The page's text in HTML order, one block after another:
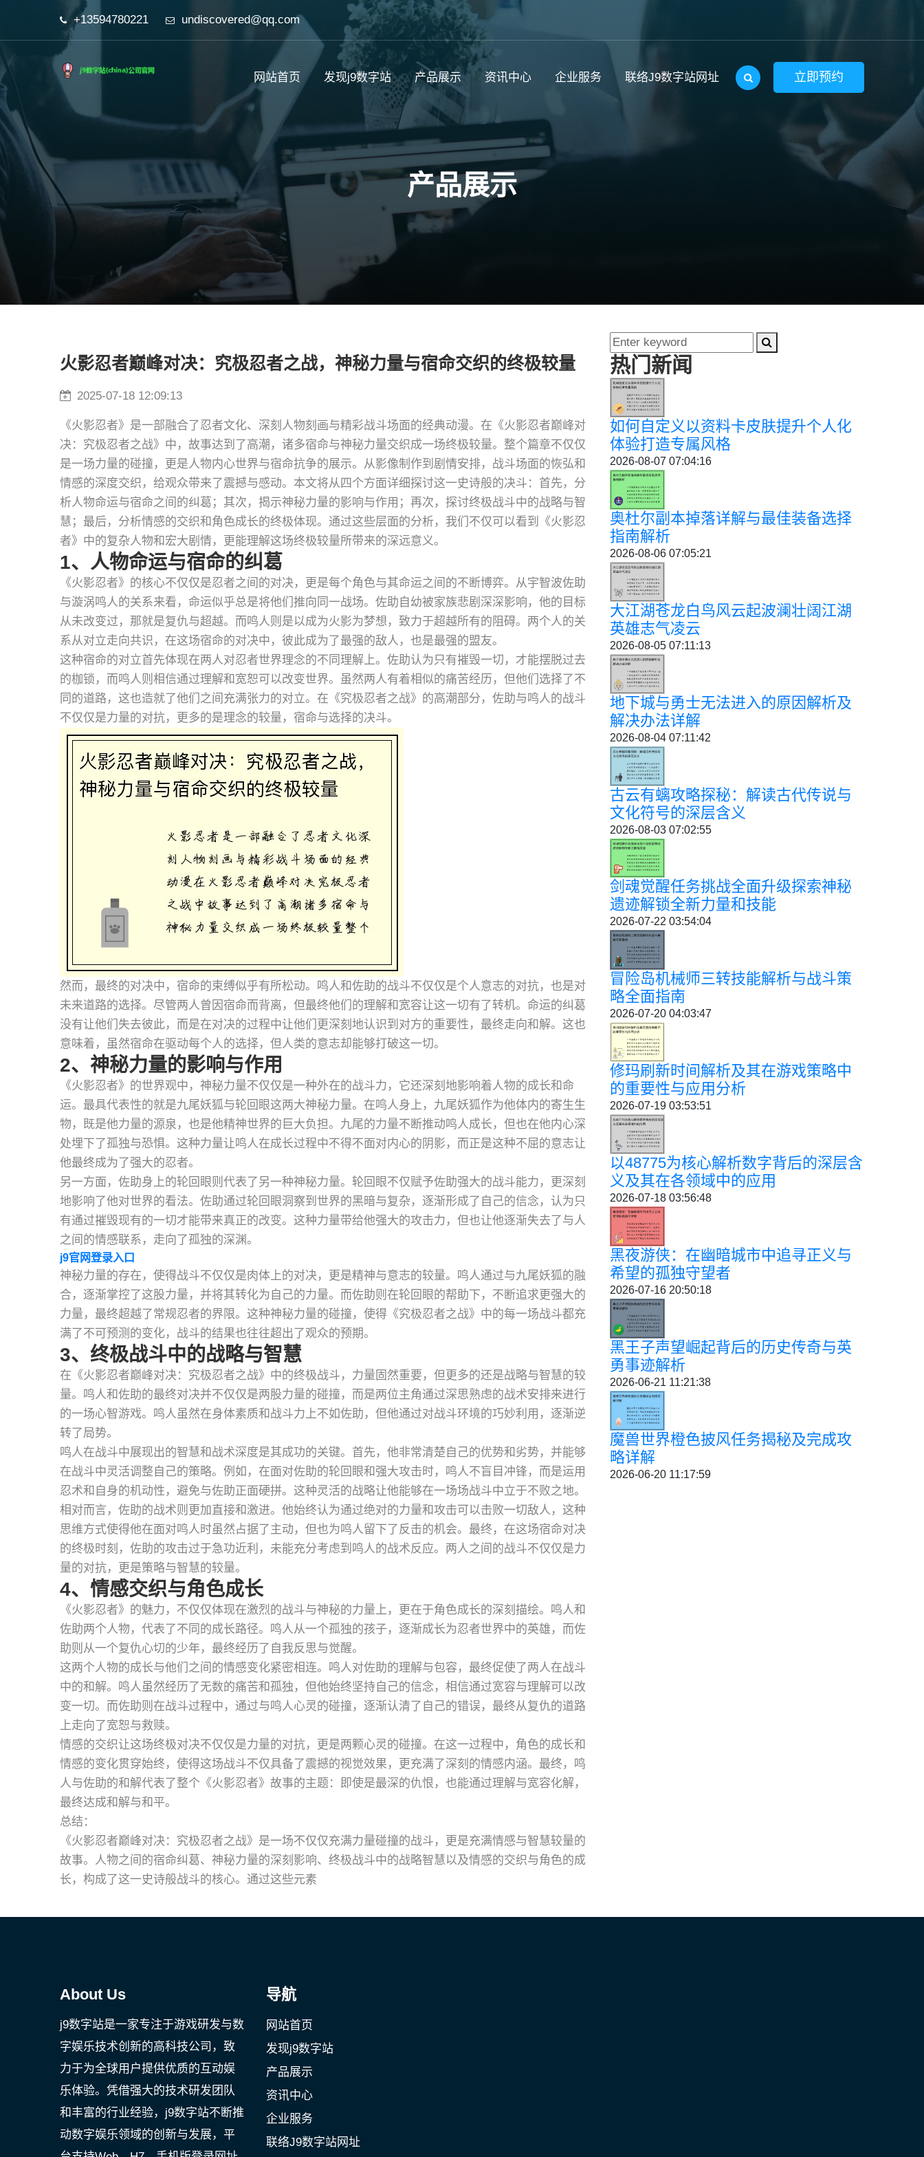
+13594780221 undiscovered@qq.com
网站首页 发现j9数字站 产品展示 资讯中心 企业服务 联络J9数字站网址 立即预约
产品展示
火影忍者巅峰对决：究极忍者之战，神秘力量与宿命交织的终极较量
2025-07-18 12:09:13
《火影忍者》是一部融合了忍者文化、深刻人物刻画与精彩战斗场面的经典动漫。在《火影忍者巅峰对
决：究极忍者之战》中，故事达到了高潮，诸多宿命与神秘力量交织成一场终极较量。整个篇章不仅仅
是一场力量的碰撞，更是人物内心世界与宿命抗争的展示。从影像制作到剧情安排，战斗场面的恢弘和
情感的深度交织，给观众带来了震撼与感动。本文将从四个方面详细探讨这一史诗般的决斗：首先，分
析人物命运与宿命之间的纠葛；其次，揭示神秘力量的影响与作用；再次，探讨终极战斗中的战略与智
慧；最后，分析情感的交织和角色成长的终极体现。通过这些层面的分析，我们不仅可以看到《火影忍
者》中的复杂人物和宏大剧情，更能理解这场终极较量所带来的深远意义。
1、人物命运与宿命的纠葛
《火影忍者》的核心不仅仅是忍者之间的对决，更是每个角色与其命运之间的不断博弈。从宇智波佐助
与漩涡鸣人的关系来看，命运似乎总是将他们推向同一战场。佐助自幼被家族悲剧深深影响，他的目标
从未改变过，那就是复仇与超越。而鸣人则是以成为火影为梦想，致力于超越所有的阻碍。两个人的关
系从对立走向共识，在这场宿命的对决中，彼此成为了最强的敌人，也是最强的盟友。
这种宿命的对立首先体现在两人对忍者世界理念的不同理解上。佐助认为只有摧毁一切，才能摆脱过去
的枷锁，而鸣人则相信通过理解和宽恕可以改变世界。虽然两人有着相似的痛苦经历，但他们选择了不
同的道路，这也造就了他们之间充满张力的对立。在《究极忍者之战》的高潮部分，佐助与鸣人的战斗
不仅仅是力量的对抗，更多的是理念的较量，宿命与选择的决斗。
然而，最终的对决中，宿命的束缚似乎有所松动。鸣人和佐助的战斗不仅仅是个人意志的对抗，也是对
未来道路的选择。尽管两人曾因宿命而背离，但最终他们的理解和宽容让这一切有了转机。命运的纠葛
没有让他们失去彼此，而是在对决的过程中让他们更深刻地认识到对方的重要性，最终走向和解。这也
意味着，虽然宿命在驱动每个人的选择，但人类的意志却能够打破这一切。
2、神秘力量的影响与作用
《火影忍者》的世界观中，神秘力量不仅仅是一种外在的战斗力，它还深刻地影响着人物的成长和命
运。最具代表性的就是九尾妖狐与轮回眼这两大神秘力量。在鸣人身上，九尾妖狐作为他体内的寄生生
物，既是他力量的源泉，也是他精神世界的巨大负担。九尾的力量不断推动鸣人成长，但也在他内心深
处埋下了孤独与恐惧。这种力量让鸣人在成长过程中不得不面对内心的阴影，而正是这种不屈的意志让
他最终成为了强大的忍者。
另一方面，佐助身上的轮回眼则代表了另一种神秘力量。轮回眼不仅赋予佐助强大的战斗能力，更深刻
地影响了他对世界的看法。佐助通过轮回眼洞察到世界的黑暗与复杂，逐渐形成了自己的信念，认为只
有通过摧毁现有的一切才能带来真正的改变。这种力量带给他强大的攻击力，但也让他逐渐失去了与人
之间的情感联系，走向了孤独的深渊。
j9官网登录入口
神秘力量的存在，使得战斗不仅仅是肉体上的对决，更是精神与意志的较量。鸣人通过与九尾妖狐的融
合，逐渐掌控了这股力量，并将其转化为自己的力量。而佐助则在轮回眼的帮助下，不断追求更强大的
力量，最终超越了常规忍者的界限。这种神秘力量的碰撞，使得《究极忍者之战》中的每一场战斗都充
满了不可预测的变化，战斗的结果也往往超出了观众的预期。
3、终极战斗中的战略与智慧
在《火影忍者巅峰对决：究极忍者之战》中的终极战斗，力量固然重要，但更多的还是战略与智慧的较
量。鸣人和佐助的最终对决并不仅仅是两股力量的碰撞，而是两位主角通过深思熟虑的战术安排来进行
的一场心智游戏。鸣人虽然在身体素质和战斗力上不如佐助，但他通过对战斗环境的巧妙利用，逐渐逆
转了局势。
鸣人在战斗中展现出的智慧和战术深度是其成功的关键。首先，他非常清楚自己的优势和劣势，并能够
在战斗中灵活调整自己的策略。例如，在面对佐助的轮回眼和强大攻击时，鸣人不盲目冲锋，而是运用
忍术和自身的机动性，避免与佐助正面硬拼。这种灵活的战略让他能够在一场场战斗中立于不败之地。
相对而言，佐助的战术则更加直接和激进。他始终认为通过绝对的力量和攻击可以击败一切敌人，这种
思维方式使得他在面对鸣人时虽然占据了主动，但也为鸣人留下了反击的机会。最终，在这场宿命对决
的终极时刻，佐助的攻击过于急功近利，未能充分考虑到鸣人的战术反应。两人之间的战斗不仅仅是力
量的对抗，更是策略与智慧的较量。
4、情感交织与角色成长
《火影忍者》的魅力，不仅仅体现在激烈的战斗与神秘的力量上，更在于角色成长的深刻描绘。鸣人和
佐助两个人物，代表了不同的成长路径。鸣人从一个孤独的孩子，逐渐成长为忍者世界中的英雄，而佐
助则从一个复仇心切的少年，最终经历了自我反思与觉醒。
这两个人物的成长与他们之间的情感变化紧密相连。鸣人对佐助的理解与包容，最终促使了两人在战斗
中的和解。鸣人虽然经历了无数的痛苦和孤独，但他始终坚持自己的信念，相信通过宽容与理解可以改
变一切。而佐助则在战斗过程中，通过与鸣人心灵的碰撞，逐渐认清了自己的错误，最终从复仇的道路
上走向了宽恕与救赎。
情感的交织让这场终极对决不仅仅是力量的对抗，更是两颗心灵的碰撞。在这一过程中，角色的成长和
情感的变化贯穿始终，使得这场战斗不仅具备了震撼的视觉效果，更充满了深刻的情感内涵。最终，鸣
人与佐助的和解代表了整个《火影忍者》故事的主题：即使是最深的仇恨，也能通过理解与宽容化解，
最终达成和解与和平。
总结：
《火影忍者巅峰对决：究极忍者之战》是一场不仅仅充满力量碰撞的战斗，更是充满情感与智慧较量的
故事。人物之间的宿命纠葛、神秘力量的深刻影响、终极战斗中的战略智慧以及情感的交织与角色的成
长，构成了这一史诗般战斗的核心。通过这些元素
热门新闻
如何自定义以资料卡皮肤提升个人化
体验打造专属风格
2026-08-07 07:04:16
奥杜尔副本掉落详解与最佳装备选择
指南解析
2026-08-06 07:05:21
大江湖苍龙白鸟风云起波澜壮阔江湖
英雄志气凌云
2026-08-05 07:11:13
地下城与勇士无法进入的原因解析及
解决办法详解
2026-08-04 07:11:42
古云有螭攻略探秘：解读古代传说与
文化符号的深层含义
2026-08-03 07:02:55
剑魂觉醒任务挑战全面升级探索神秘
遗迹解锁全新力量和技能
2026-07-22 03:54:04
冒险岛机械师三转技能解析与战斗策
略全面指南
2026-07-20 04:03:47
修玛刷新时间解析及其在游戏策略中
的重要性与应用分析
2026-07-19 03:53:51
以48775为核心解析数字背后的深层含
义及其在各领域中的应用
2026-07-18 03:56:48
黑夜游侠：在幽暗城市中追寻正义与
希望的孤独守望者
2026-07-16 20:50:18
黑王子声望崛起背后的历史传奇与英
勇事迹解析
2026-06-21 11:21:38
魔兽世界橙色披风任务揭秘及完成攻
略详解
2026-06-20 11:17:59
About Us
j9数字站是一家专注于游戏研发与数
字娱乐技术创新的高科技公司，致
力于为全球用户提供优质的互动娱
乐体验。凭借强大的技术研发团队
和丰富的行业经验，j9数字站不断推
动数字娱乐领域的创新与发展，平
导航
网站首页
发现j9数字站
产品展示
资讯中心
企业服务
联络J9数字站网址